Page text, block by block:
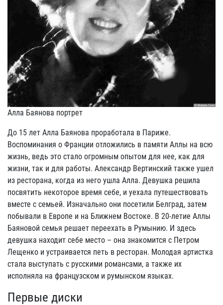
Алла Баянова портрет
До 15 лет Алла Баянова проработала в Париже.
Воспоминания о Франции отложились в памяти Аллы на всю
жизнь, ведь это стало огромным опытом для нее, как для
жизни, так и для работы. Александр Вертинский также ушел
из ресторана, когда из него ушла Алла. Девушка решила
посвятить некоторое время себе, и уехала путешествовать
вместе с семьей. Изначально они посетили Белград, затем
побывали в Европе и на Ближнем Востоке. В 20-летие Аллы
Баяновой семья решает переехать в Румынию. И здесь
девушка находит себе место – она знакомится с Петром
Лещенко и устраивается петь в ресторан. Молодая артистка
стала выступать с русскими романсами, а также их
исполняла на французском и румынском языках.
Первые диски